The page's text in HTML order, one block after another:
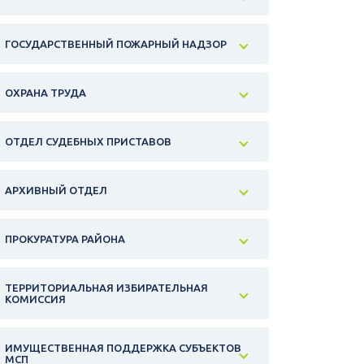
ГОСУДАРСТВЕННЫЙ ПОЖАРНЫЙ НАДЗОР
ОХРАНА ТРУДА
ОТДЕЛ СУДЕБНЫХ ПРИСТАВОВ
АРХИВНЫЙ ОТДЕЛ
ПРОКУРАТУРА РАЙОНА
ТЕРРИТОРИАЛЬНАЯ ИЗБИРАТЕЛЬНАЯ
КОМИССИЯ
ИМУЩЕСТВЕННАЯ ПОДДЕРЖКА СУБЪЕКТОВ
МСП